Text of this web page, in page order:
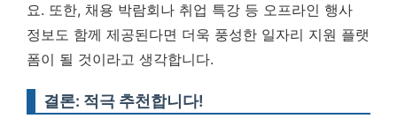
요. 또한, 채용 박람회나 취업 특강 등 오프라인 행사
정보도 함께 제공된다면 더욱 풍성한 일자리 지원 플랫
폼이 될 것이라고 생각합니다.
결론: 적극 추천합니다!